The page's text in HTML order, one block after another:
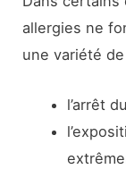
allergies ne
une variété
l’arrêt